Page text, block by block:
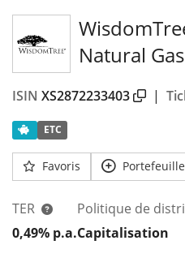
Natural
ISIN XS2872233403 |
ETC
Favoris Portefeuille
TER
0,49% p.a.
Politique de
Capitalisation